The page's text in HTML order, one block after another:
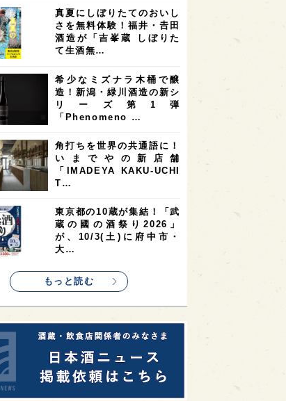
アメリカ 4 神奈川県 4
三重県 大阪府 3
ア 台湾 2 アジア 2
を生きる 静岡県 1 長崎県
1 シンガポール 1 カナダ 1
熊本県 徳島県
ノルウェー 1 新宿区 1
1 鳥取県 1
真夏にしぼりたてのおいし
さを無料体験！福井・𠮷田
酒造が「吉峯蔵 しぼりた
て生酒無…
希少なミズナラ木桶で醸
造！新潟・緑川酒造の新シ
リーズ第1弾
「Phenomeno …
角打ちを世界の共通語に！
いまでやの新店舗
「IMADEYA KAKU-UCHI
T…
東京都の10蔵が集結！「武
蔵の國の酒祭り2026」
が、10/3(土)に府中市・
大…
もっと読む